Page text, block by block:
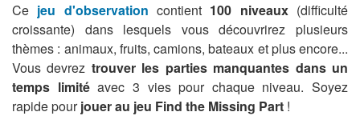
Ce jeu d'observation contient 100 niveaux(difficulté
croissante) dans lesquels vous découvrirez plusieurs
thèmes : animaux, fruits, camions, bateaux et plus encore...
Vous devrez trouver les parties manquantes dans un
temps limitéavec 3 vies pour chaque niveau. Soyez
rapide pourjouer au jeu Find the Missing Part !